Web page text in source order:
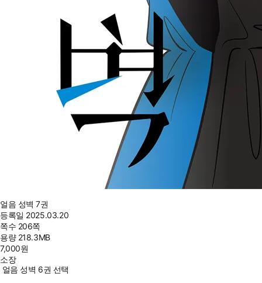
얼음 성벽 7권
등록일 2025.03.20
쪽수 206쪽
용량 218.3MB
7,000원
소장
얼음 성벽 6권 선택